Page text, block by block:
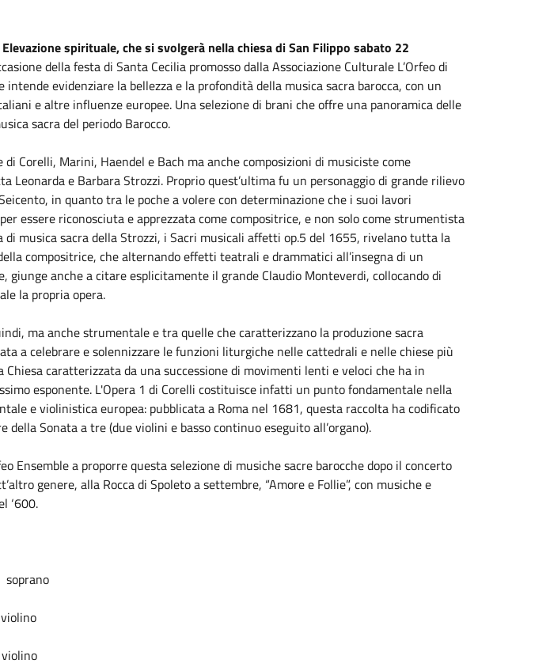
Elevazione spirituale, che si svolgerà nella chiesa di San Filippo sabato 22
della festa di Santa Cecilia promosso dalla Associazione Culturale L’Orfeo di
intende evidenziare la bellezza e la profondità della musica sacra barocca, con un
e altre influenze europee. Una selezione di brani che offre una panoramica delle
sacra del periodo Barocco.
Corelli, Marini, Haendel e Bach ma anche composizioni di musiciste come
Leonarda e Barbara Strozzi. Proprio quest’ultima fu un personaggio di grande rilievo
in quanto tra le poche a volere con determinazione che i suoi lavori
essere riconosciuta e apprezzata come compositrice, e non solo come strumentista
di musica sacra della Strozzi, i Sacri musicali affetti op.5 del 1655, rivelano tutta la
compositrice, che alternando effetti teatrali e drammatici all’insegna di un
giunge anche a citare esplicitamente il grande Claudio Monteverdi, collocando di
la propria opera.
ma anche strumentale e tra quelle che caratterizzano la produzione sacra
a celebrare e solennizzare le funzioni liturgiche nelle cattedrali e nelle chiese più
Chiesa caratterizzata da una successione di movimenti lenti e veloci che ha in
esponente. L'Opera 1 di Corelli costituisce infatti un punto fondamentale nella
e violinistica europea: pubblicata a Roma nel 1681, questa raccolta ha codificato
della Sonata a tre (due violini e basso continuo eseguito all’organo).
Ensemble a proporre questa selezione di musiche sacre barocche dopo il concerto
genere, alla Rocca di Spoleto a settembre, “Amore e Follie”, con musiche e
‘600.